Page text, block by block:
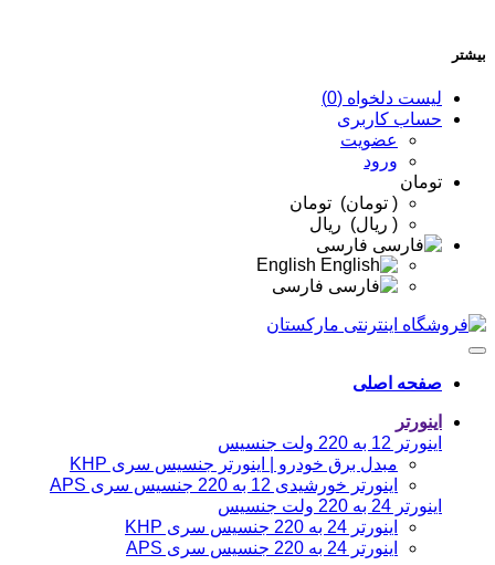
بیشتر
لیست دلخواه (0)
حساب کاربری
عضویت
ورود
تومان
( تومان) تومان
( ريال) ريال
فارسی
فارسی
صفحه اصلی
اینورتر
اینورتر 12 به 220 ولت جنسیس
مبدل برق خودرو | اینورتر جنسیس سری KHP
اینورتر خورشیدی 12 به 220 جنسیس سری APS
اینورتر 24 به 220 ولت جنسیس
اینورتر 24 به 220 جنسیس سری KHP
اینورتر 24 به 220 جنسیس سری APS